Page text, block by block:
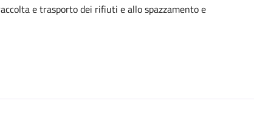
e trasporto dei rifiuti e allo spazzamento e